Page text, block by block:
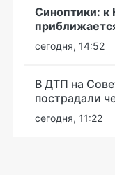
Синоптики: к
сегодня, 14:52
В ДТП на
пострадали
сегодня, 11:22